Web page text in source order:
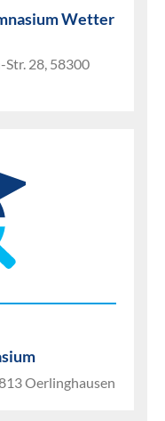
Wetter
28, 58300
Oerlinghausen